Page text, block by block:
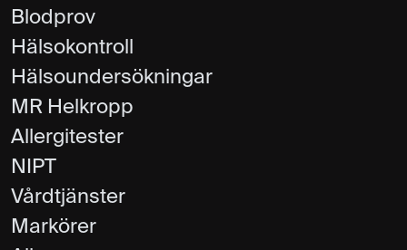
Blodprov
Hälsokontroll
Hälsoundersökningar
MR Helkropp
Allergitester
NIPT
Vårdtjänster
Markörer